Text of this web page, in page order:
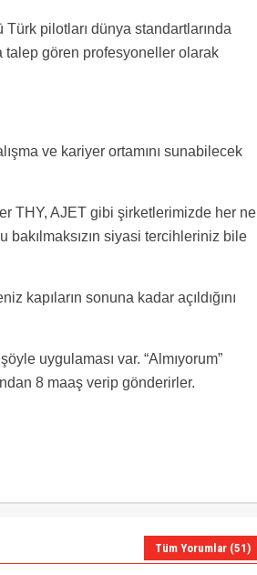
pilotları dünya standartlarında
talep gören profesyoneller olarak
ve kariyer ortamını sunabilecek
THY, AJET gibi şirketlerimizde her ne
bakılmaksızın siyasi tercihleriniz bile
kapıların sonuna kadar açıldığını
uygulaması var. “Almıyorum”
8 maaş verip gönderirler.
Tüm Yorumlar (51)